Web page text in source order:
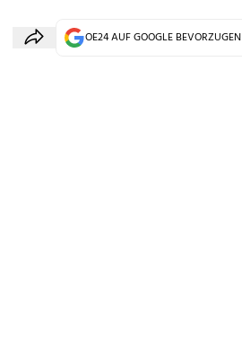
OE24 AUF GOOGLE BEVORZUGEN